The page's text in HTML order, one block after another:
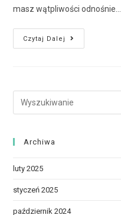
masz wątpliwości odnośnie…
Czytaj Dalej
Archiwa
luty 2025
styczeń 2025
październik 2024